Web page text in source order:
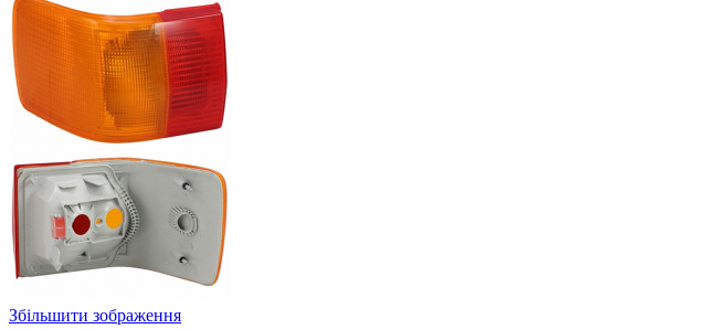
Збільшити зображення